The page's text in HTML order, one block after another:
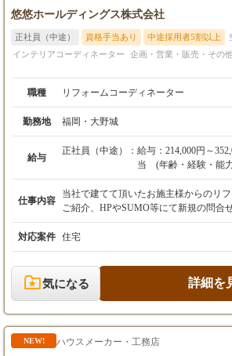
ホームなスタートアップ集団です。 お
き出し、多様な制約の中で実現可能な
や、各関係者との調整力が求められます
大きく、お客様の「理想の暮らし」が実
悠悠ホールディングス株式会社
正社員（中途） 資格手当あり 中途採用者5割以上
インテリアコーディネーター
企画・営業・販売・その
職種 リフォームコーディネーター
勤務地 福岡・大野城
給与
正社員（中途）： 給与：214,000円～
当 (年齢・経験・能
（初年度想定年収：
+諸手当）
※諸手当は、車両手
有）
※営業歩合は、1契約
給与・賞与に分けて
下さい。
仕事内容
当社で建てて頂いたお施主様からのリ
ご紹介、HPやSUMO等にて新規の問合
ント取得したお客様へのリフォーム提
小さい数十万円のリフォーム依頼から
ム案件など様々です。 リフォーム営業として提案・販売するだけ
でなく、完成して引渡すまでの全面的
す。 ハウスメーカーとして建築実績(リ
ため、事例(実物)を持って提案ができま
対応案件 住宅
気になる 詳細を
NEW! ハウスメーカー・工務店